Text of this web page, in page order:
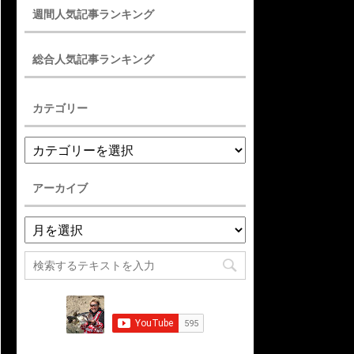
週間人気記事ランキング
総合人気記事ランキング
カテゴリー
アーカイブ